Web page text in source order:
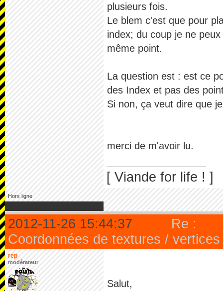
plusieurs fois.
Le blem c'est que pour
index; du coup je ne
même point.
La question est : est ce
des Index et pas des
Si non, ça veut dire que
merci de m'avoir lu.
[ Viande for life ! ]
Hors ligne
2012-11-26 15:44:37
Re :
Coordonnées de textures /
rep
modérateur
Salut,